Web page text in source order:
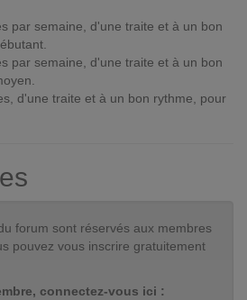
par semaine, d'une traite et à un bon
par semaine, d'une traite et à un bon
d'une traite et à un bon rythme, pour
forum sont réservés aux membres
pouvez vous inscrire gratuitement
connectez-vous ici :